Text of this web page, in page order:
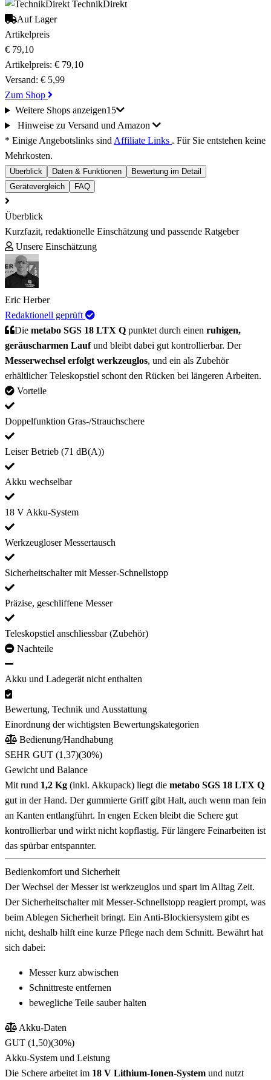
TechnikDirekt
Auf Lager
Artikelpreis
€ 79,10
Artikelpreis: € 79,10
Versand: € 5,99
Zum Shop
Weitere Shops anzeigen15
Hinweise zu Versand und Amazon
* Einige Angebotslinks sind Affiliate Links . Für Sie entstehen keine
Mehrkosten.
Überblick Daten & Funktionen
Bewertung im Detail
Gerätevergleich
FAQ
Überblick
Kurzfazit, redaktionelle Einschätzung und passende Ratgeber
Unsere Einschätzung
Eric Herber
Redaktionell geprüft
Die metabo SGS 18 LTX Q punktet durch einen ruhigen,
geräuscharmen Laufund bleibt dabei gut kontrollierbar. Der
Messerwechsel erfolgt werkzeuglos, und ein als Zubehör
erhältlicher Teleskopstiel schont den Rücken bei längeren Arbeiten.
Vorteile
Doppelfunktion Gras-/Strauchschere
Leiser Betrieb (71 dB(A))
Akku wechselbar
18 V Akku-System
Werkzeugloser Messertausch
Sicherheitschalter mit Messer-Schnellstopp
Präzise, geschliffene Messer
Teleskopstiel anschliessbar (Zubehör)
Nachteile
Akku und Ladegerät nicht enthalten
Bewertung, Technik und Ausstattung
Einordnung der wichtigsten Bewertungskategorien
Bedienung/Handhabung
SEHR GUT (1,37)(30%)
Gewicht und Balance
Mit rund 1,2 Kg (inkl. Akkupack) liegt die metabo SGS 18 LTX Q
gut in der Hand. Der gummierte Griff gibt Halt, auch wenn man fein
an Kanten entlangführt. In engen Ecken bleibt die Schere gut
kontrollierbar und wirkt nicht kopflastig. Für längere Feinarbeiten ist
das spürbar entspannter.
Bedienkomfort und Sicherheit
Der Wechsel der Messer ist werkzeuglos und spart im Alltag Zeit.
Der Sicherheitschalter mit Messer-Schnellstopp reagiert prompt, was
beim Ablegen Sicherheit bringt. Ein Anti-Blockiersystem gibt es
nicht, deshalb hilft eine kurze Pflege nach dem Schnitt. Bewährt hat
sich dabei:
Messer kurz abwischen
Schnittreste entfernen
bewegliche Teile sauber halten
Akku-Daten
GUT (1,50)(30%)
Akku-System und Leistung
Die Schere arbeitet im 18 V Lithium-Ionen-System und nutzt